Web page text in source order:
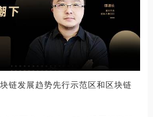
链发展趋势先行示范区和区块链